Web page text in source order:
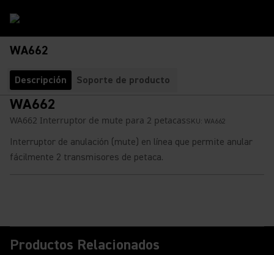
WA662
Descripción Soporte de producto
WA662
WA662 Interruptor de mute para 2 petacasSKU: WA662
Interruptor de anulación (mute) en línea que permite anular
fácilmente 2 transmisores de petaca.
Productos Relacionados